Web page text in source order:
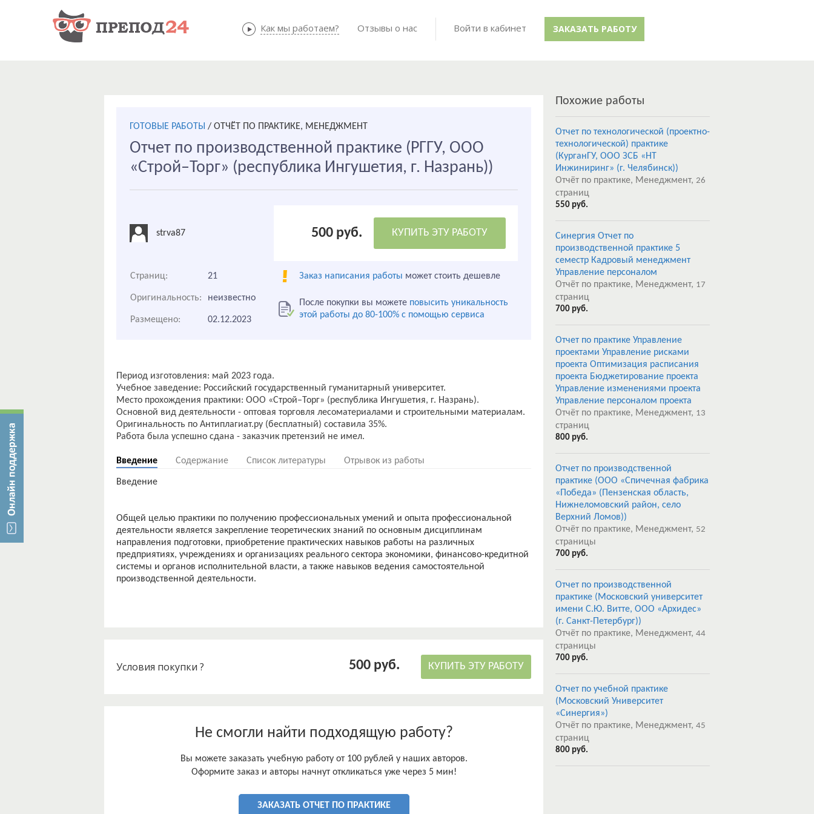
Как мы работаем? Готовые работы
Как мы работаем? Отзывы о нас Войти в кабинет ЗАКАЗАТЬ РАБОТУ
ГОТОВЫЕ РАБОТЫ / ОТЧЁТ ПО ПРАКТИКЕ, МЕНЕДЖМЕНТ
Отчет по производственной практике (РГГУ, ООО
«Строй–Торг» (республика Ингушетия, г. Назрань))
strva87 500 руб. КУПИТЬ ЭТУ РАБОТУ
Страниц: 21 Заказ написания работы может стоить дешевле
Оригинальность: неизвестно После покупки вы можете повысить уникальность
этой работы до 80-100% с помощью сервиса
Размещено: 02.12.2023
Период изготовления: май 2023 года.
Учебное заведение: Российский государственный гуманитарный университет.
Место прохождения практики: ООО «Строй–Торг» (республика Ингушетия, г. Назрань).
Основной вид деятельности - оптовая торговля лесоматериалами и строительными материалам.
Оригинальность по Антиплагиат.ру (бесплатный) составила 35%.
Введение Содержание Список литературы Отрывок из работы
Введение
Общей целью практики по получению профессиональных умений и опыта профессиональной
деятельности является закрепление теоретических знаний по основным дисциплинам
направления подготовки, приобретение практических навыков работы на различных
предприятиях, учреждениях и организациях реального сектора экономики, финансово-кредитной
системы и органов исполнительной власти, а также навыков ведения самостоятельной
Условия покупки ? 500 руб. КУПИТЬ ЭТУ РАБОТУ
Не смогли найти подходящую работу?
Вы можете заказать учебную работу от 100 рублей у наших авторов.
Оформите заказ и авторы начнут откликаться уже через 5 мин!
ЗАКАЗАТЬ ОТЧЕТ ПО ПРАКТИКЕ
Похожие работы
Отчет по технологической (проектно-
технологической) практике
(КурганГУ, ООО ЗСБ «НТ
Инжиниринг» (г. Челябинск))
Отчёт по практике, Менеджмент, 26
страниц
550 руб.
Синергия Отчет по
производственной практике 5
семестр Кадровый менеджмент
Управление персоналом
Отчёт по практике, Менеджмент, 17
страниц
700 руб.
Отчет по практике Управление
проектами Управление рисками
проекта Оптимизация расписания
проекта Бюджетирование проекта
Управление изменениями проекта
Управление персоналом проекта
Отчёт по практике, Менеджмент, 13
страниц
800 руб.
Отчет по производственной
практике (ООО «Спичечная фабрика
«Победа» (Пензенская область,
Нижнеломовский район, село
Верхний Ломов))
Отчёт по практике, Менеджмент, 52
страницы
700 руб.
Отчет по производственной
практике (Московский университет
имени С.Ю. Витте, ООО «Архидес»
(г. Санкт-Петербург))
Отчёт по практике, Менеджмент, 44
страницы
700 руб.
Отчет по учебной практике
(Московский Университет
«Синергия»)
Отчёт по практике, Менеджмент, 45
страниц
800 руб.